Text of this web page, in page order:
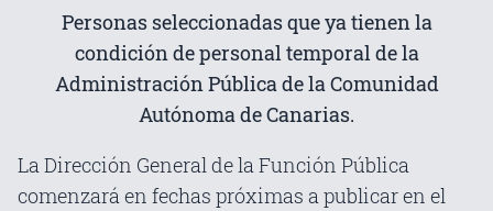
Personas seleccionadas que ya tienen la
condición de personal temporal de la
Administración Pública de la Comunidad
Autónoma de Canarias.
La Dirección General de la Función Pública
comenzará en fechas próximas a publicar en el